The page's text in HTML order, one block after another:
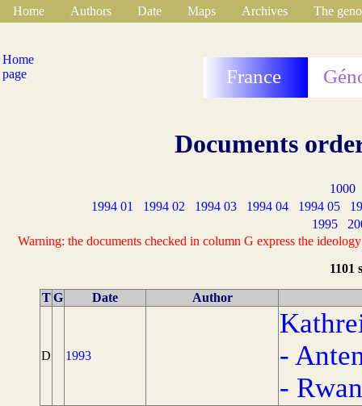
Home Authors Date Maps Archives The
Home
page
France
Documents
1000
1994 01
1994 02 1994 03 1994 04 1994 05
1995
Warning: the documents checked in column G express the
1101
T G Date Author
D 1993
-
-